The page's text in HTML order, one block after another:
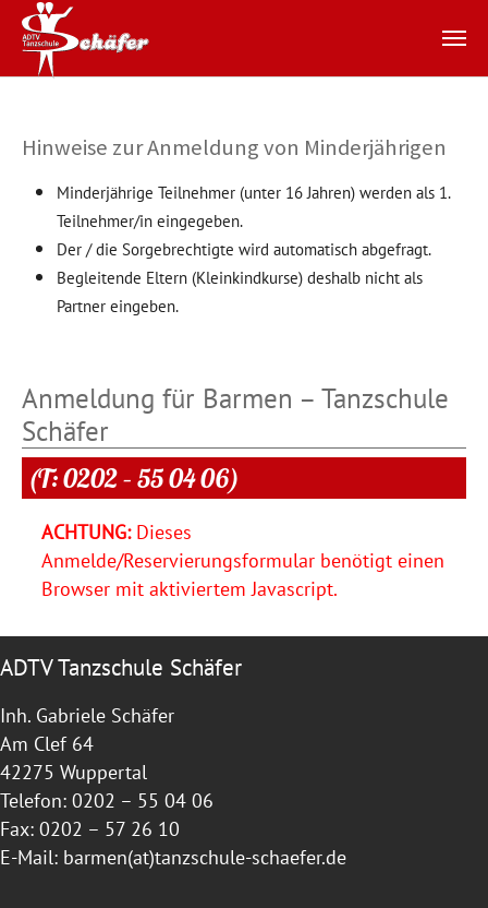
Hinweise zur Anmeldung von Minderjährigen
Minderjährige Teilnehmer (unter 16 Jahren) werden als 1.
Teilnehmer/in eingegeben.
Der / die Sorgebrechtigte wird automatisch abgefragt.
Begleitende Eltern (Kleinkindkurse) deshalb nicht als
Partner eingeben.
Anmeldung für Barmen – Tanzschule
Schäfer
(T: 0202 – 55 04 06)
ACHTUNG:Dieses
Anmelde/Reservierungsformular benötigt einen
Browser mit aktiviertem Javascript.
ADTV Tanzschule Schäfer
Inh. Gabriele Schäfer
Am Clef 64
42275 Wuppertal
Telefon: 0202 – 55 04 06
Fax: 0202 – 57 26 10
E-Mail: barmen(at)tanzschule-schaefer.de